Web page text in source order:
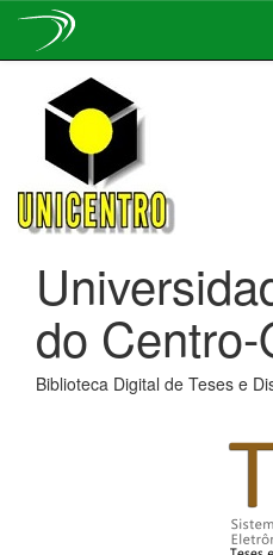
navigation
do
Biblioteca Digital de Teses e